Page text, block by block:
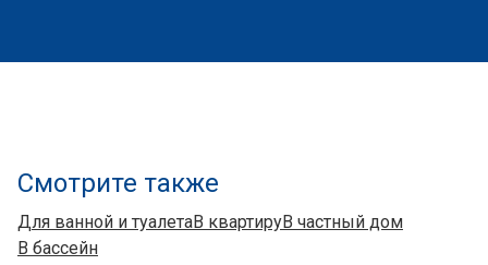
Смотрите также
Для ванной и туалетаВ квартируВ частный дом
В бассейн